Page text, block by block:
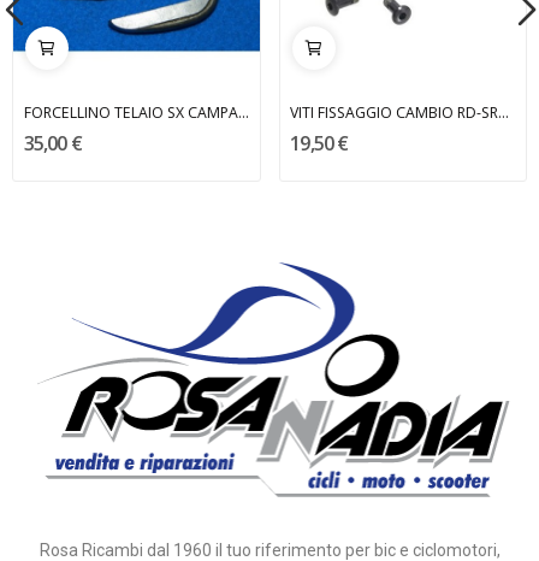
FORCELLINO TELAIO SX CAMPAGNOLO
35,00 €
VITI FISSAGGIO CAMBIO RD-SR130 11V CAMPAGNOLO
19,50 €
Rosa Ricambi dal 1960 il tuo riferimento per bic e ciclomotori,